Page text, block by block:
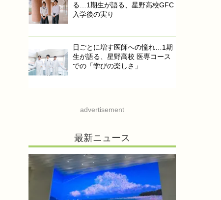
る…1期生が語る、星野高校GFC
入学後の実り
日ごとに増す医師への憧れ…1期
生が語る、星野高校 医専コース
での「学びの楽しさ」
advertisement
最新ニュース